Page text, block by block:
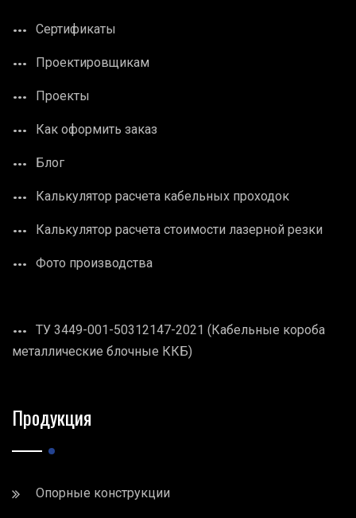
Сертификаты
Проектировщикам
Проекты
Как оформить заказ
Блог
Калькулятор расчета кабельных проходок
Калькулятор расчета стоимости лазерной резки
Фото производства
ТУ 3449-001-50312147-2021 (Кабельные короба
металлические блочные ККБ)
Продукция
Опорные конструкции